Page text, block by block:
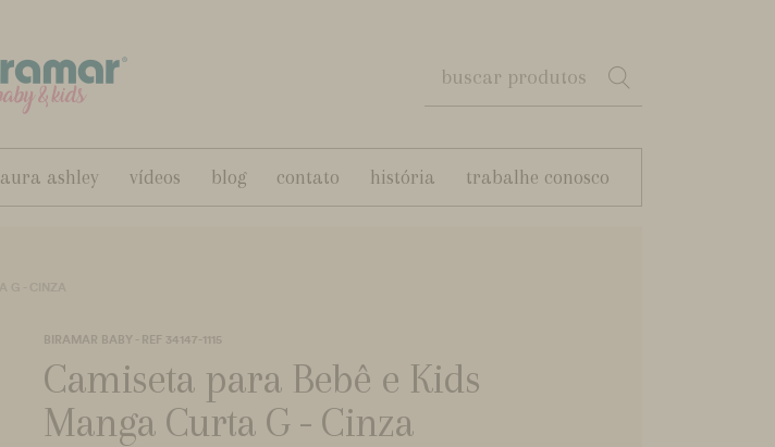
laura ashley vídeos blog contato história trabalhe conosco
BIRAMAR BABY - REF 34147-1115
Camiseta para Bebê e Kids
Manga Curta G - Cinza